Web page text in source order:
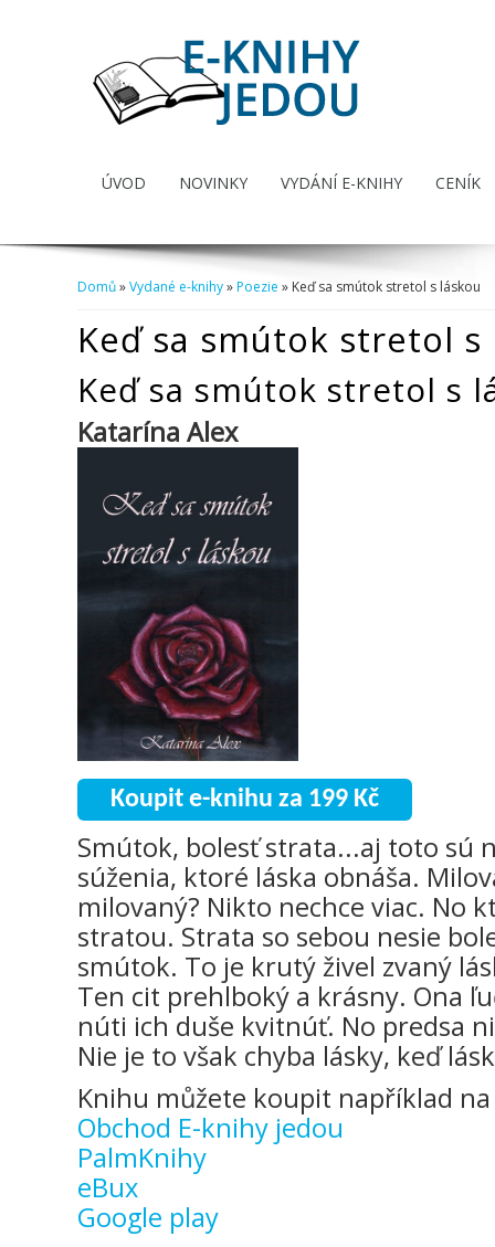
ÚVOD NOVINKY VYDÁNÍ E-KNIHY CENÍK
Domů»Vydané e-knihy»Poezie » Keď sa smútok stretol s láskou
Keď sa smútok stretol s
Keď sa smútok stretol s
Katarína Alex
Koupit e-knihu za 199 Kč
Smútok, bolesť strata...aj toto sú
súženia, ktoré láska obnáša.
milovaný? Nikto nechce viac. No
stratou. Strata so sebou nesie
smútok. To je krutý živel zvaný
Ten cit prehlboký a krásny. Ona
núti ich duše kvitnúť. No predsa
Nie je to však chyba lásky, keď
Knihu můžete koupit například
Obchod E-knihy jedou
PalmKnihy
eBux
Google play